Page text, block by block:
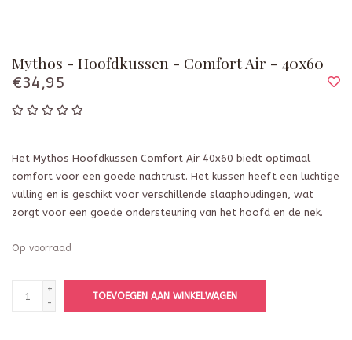
Mythos - Hoofdkussen - Comfort Air - 40x60
€34,95
Het Mythos Hoofdkussen Comfort Air 40x60 biedt optimaal
comfort voor een goede nachtrust. Het kussen heeft een luchtige
vulling en is geschikt voor verschillende slaaphoudingen, wat
zorgt voor een goede ondersteuning van het hoofd en de nek.
Op voorraad
+
-
TOEVOEGEN AAN WINKELWAGEN